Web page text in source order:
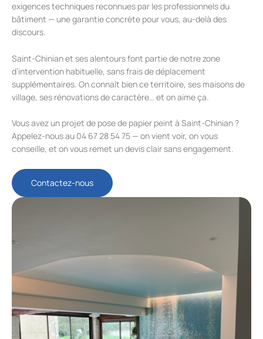
exigences techniques reconnues par les professionnels du
bâtiment — une garantie concrète pour vous, au-delà des
discours.
Saint-Chinian et ses alentours font partie de notre zone
d’intervention habituelle, sans frais de déplacement
supplémentaires. On connaît bien ce territoire, ses maisons de
village, ses rénovations de caractère… et on aime ça.
Vous avez un projet de pose de papier peint à Saint-Chinian ?
Appelez-nous au 04 67 28 54 75 — on vient voir, on vous
conseille, et on vous remet un devis clair sans engagement.
Contactez-nous